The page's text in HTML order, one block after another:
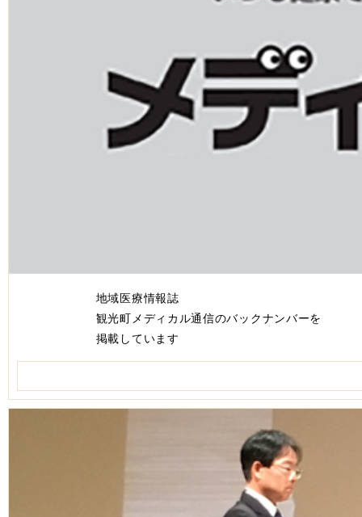
地域医療情報誌
観光町メディカル通信のバックナンバーを
掲載しています